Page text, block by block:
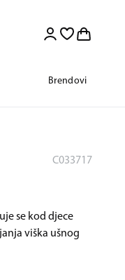
Brendovi
C033717
se kod djece
viška ušnog